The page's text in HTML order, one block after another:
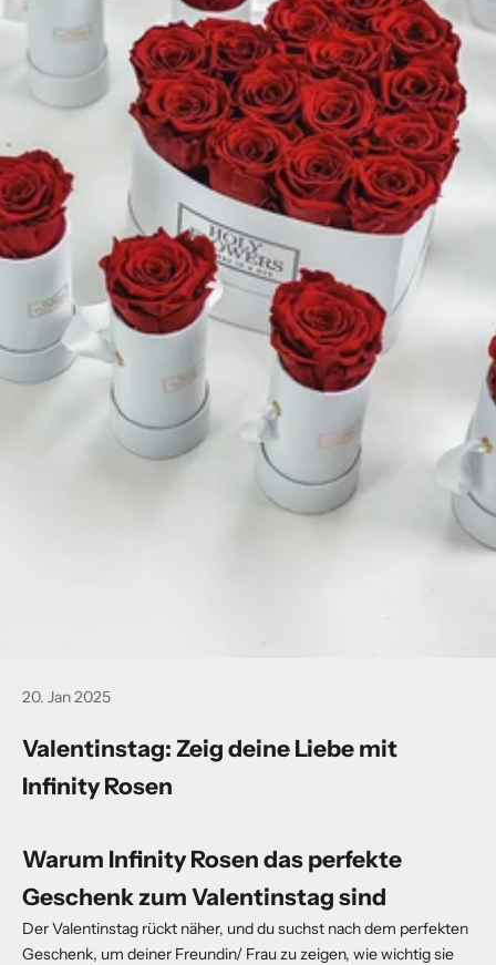
20. Jan 2025
Valentinstag: Zeig deine Liebe mit
Infinity Rosen
Warum Infinity Rosen das perfekte
Geschenk zum Valentinstag sind
Der Valentinstag rückt näher, und du suchst nach dem perfekten
Geschenk, um deiner Freundin/ Frau zu zeigen, wie wichtig sie